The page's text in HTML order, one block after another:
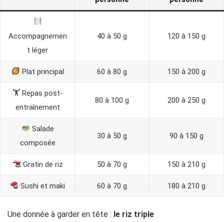
Accompagnemen
t léger
40 à 50 g 120 à 150 g
Plat principal 60 à 80 g 150 à 200 g
🏋️ Repas post-
entraînement
80 à 100 g 200 à 250 g
Salade
composée
30 à 50 g 90 à 150 g
Gratin de riz 50 à 70 g 150 à 210 g
Sushi et maki 60 à 70 g 180 à 210 g
Une donnée à garder en tête : le riz triple